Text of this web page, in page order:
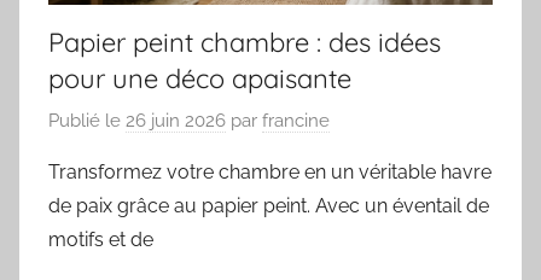
Papier peint chambre : des idées
pour une déco apaisante
Publié le 26 juin 2026 par francine
Transformez votre chambre en un véritable havre
de paix grâce au papier peint. Avec un éventail de
motifs et de